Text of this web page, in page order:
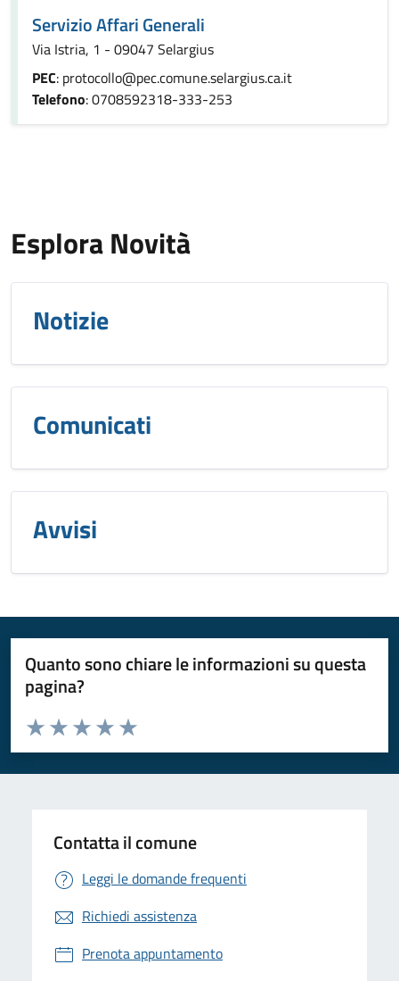
Servizio Affari Generali
Via Istria, 1 - 09047 Selargius
PEC: protocollo@pec.comune.selargius.ca.it
Telefono: 0708592318-333-253
Esplora Novità
Notizie
Comunicati
Avvisi
Quanto sono chiare le informazioni su questa
pagina?
Valuta da 1 a 5 stelle la pagina
Valuta 5 stelle su 5
Valuta 4 stelle su 5
Valuta 3 stelle su 5
Valuta 2 stelle su 5
Valuta 1 stelle su 5
Contatta il comune
Leggi le domande frequenti
Richiedi assistenza
Prenota appuntamento